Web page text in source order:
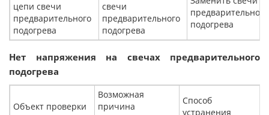
цепи свечи
предварительного
подогрева
свечи
предварительного
подогрева
предварительного
подогрева
Нет напряжения на свечах предварительного
подогрева
Объект проверки
Возможная
причина
Способ
устранения